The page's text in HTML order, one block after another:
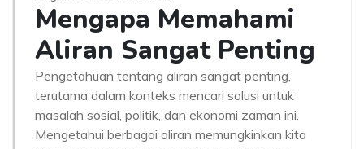
Mengapa Memahami
Aliran Sangat Penting
Pengetahuan tentang aliran sangat penting,
terutama dalam konteks mencari solusi untuk
masalah sosial, politik, dan ekonomi zaman ini.
Mengetahui berbagai aliran memungkinkan kita